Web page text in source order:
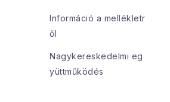
Információ a mellékletr
ől
Nagykereskedelmi eg
yüttműködés